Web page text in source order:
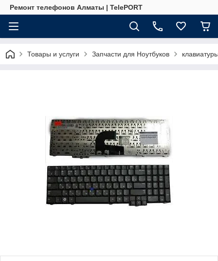
Ремонт телефонов Алматы | TelePORT
Товары и услуги Запчасти для Ноутбуков